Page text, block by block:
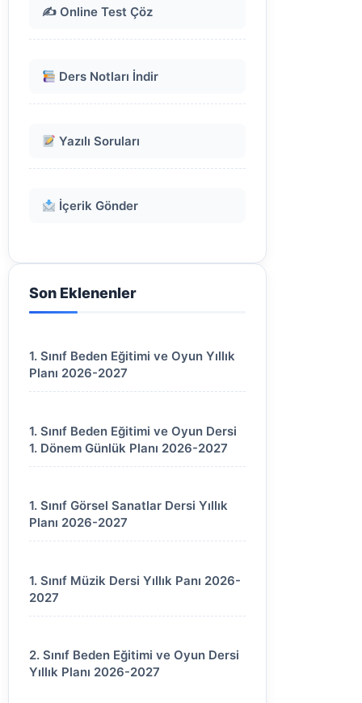
✍️ Online Test Çöz
Ders Notları İndir
Yazılı Soruları
İçerik Gönder
Son Eklenenler
1. Sınıf Beden Eğitimi ve Oyun Yıllık
Planı 2026-2027
1. Sınıf Beden Eğitimi ve Oyun Dersi
1. Dönem Günlük Planı 2026-2027
1. Sınıf Görsel Sanatlar Dersi Yıllık
Planı 2026-2027
1. Sınıf Müzik Dersi Yıllık Panı 2026-
2027
2. Sınıf Beden Eğitimi ve Oyun Dersi
Yıllık Planı 2026-2027